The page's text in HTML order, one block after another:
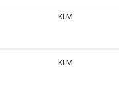
KLM
KLM